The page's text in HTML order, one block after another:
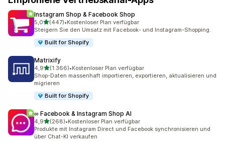
Instagram Shop & Facebook Shop
5,0von 5 Sternen
(447)
447 Rezensionen insgesamt
•Kostenloser Plan verfügbar
Steigern Sie den Umsatz mit Facebook- und Instagram-Shopping.
Built for Shopify
Matrixify
4,9von 5 Sternen
(1.366)
1366 Rezensionen insgesamt
•Kostenloser Plan verfügbar
Shop-Daten massenhaft importieren, exportieren, aktualisieren und
migrieren
Built for Shopify
∞ Facebook & Instagram Shop AI
4,9von 5 Sternen
(268)
268 Rezensionen insgesamt
•Kostenloser Plan verfügbar
Produkte mit Instagram Direct und Facebook synchronisieren und
über Chat-KI verkaufen